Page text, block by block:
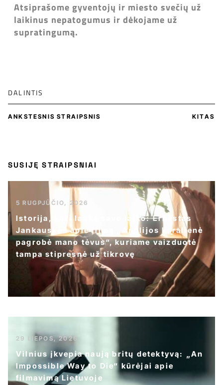
Atsiprašome gyventojų ir miesto svečių už
laikinus nepatogumus ir dėkojame už
supratingumą.
DALINTIS
ANKSTESNIS STRAIPSNIS KITAS
SUSIJĘ STRAIPSNIAI
5 RUGPJŪČIO, 2026
Istorija, kuri laukė savo laiko: Ernestas
Jankauskas apie filmą „Anglijos karalienė
pagrobė mano tėvus“, kuriame vaizduotė
tampa stipresnė už tikrovę
29 LIEPOS, 2026
Vilnius įkvepia naują britų detektyvą: „An
Impossible Way to Die“ kūrėjai apie
filmavimą Lietuvoje